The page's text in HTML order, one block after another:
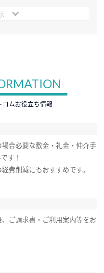
ムお役立ち情報
合必要な敷金・礼金・仲介手
す！
費削減にもおすすめです。
ご請求書・ご利用案内等をお